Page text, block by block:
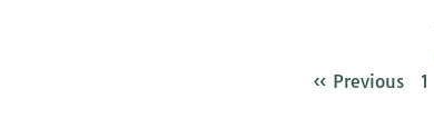
« Previous 1